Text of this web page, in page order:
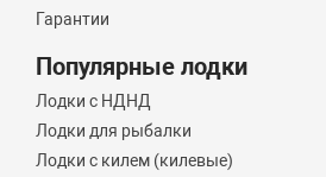
Гарантии
Популярные лодки
Лодки с НДНД
Лодки для рыбалки
Лодки с килем (килевые)